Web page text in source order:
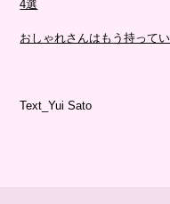
4選
おしゃれさんはもう持って
Text_Yui Sato